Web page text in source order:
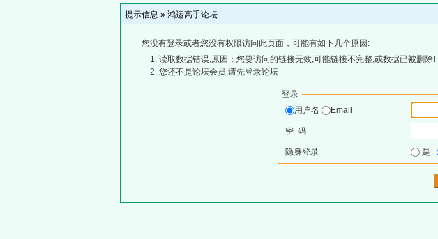
提示信息 » 鸿运高手论坛
您没有登录或者您没有权限访问此页面，可能有如下几个原因:
读取数据错误,原因：您要访问的链接无效,可能链接不完整,或数据已被删除!
您还不是论坛会员,请先登录论坛
登录
用户名
Email
密 码
隐身登录 是